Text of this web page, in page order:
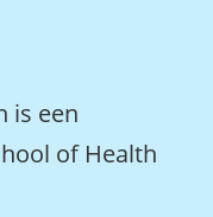
is een
of Health